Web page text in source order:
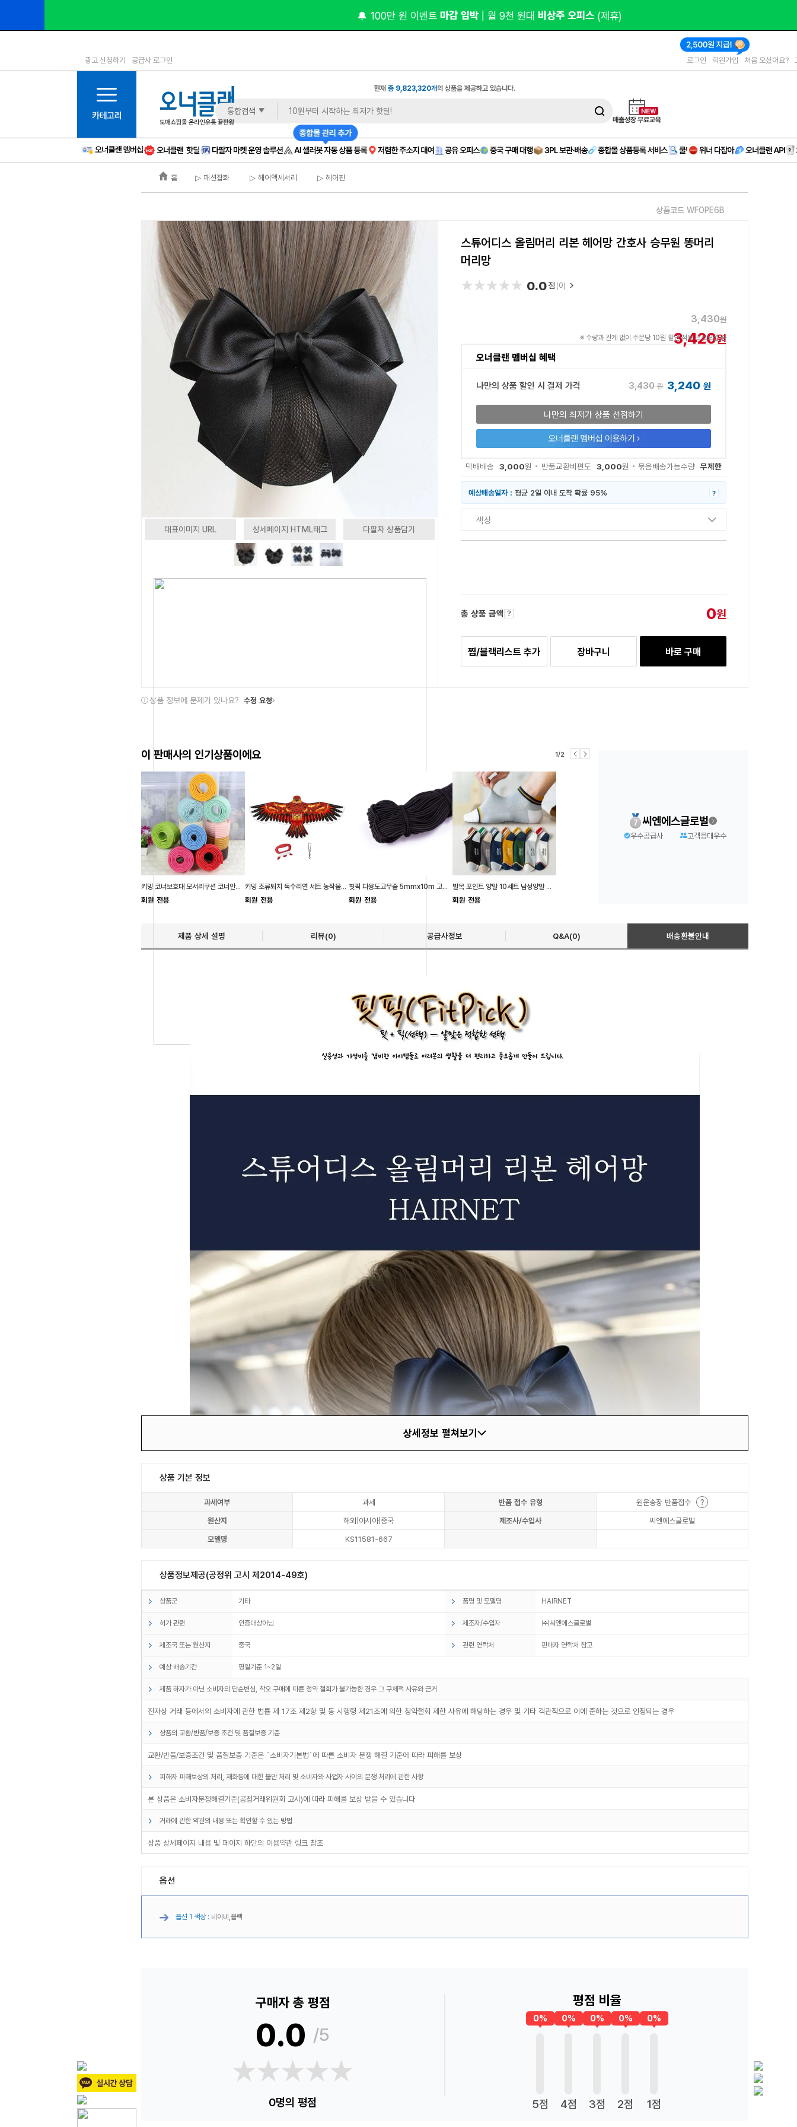
1등급
6등급
11등급
12등급
15등급
16등급
🔔 100만 원 이벤트 마감 임박 | 월 9천 원대 비상주 오피스 (제휴)
광고 신청하기 공급사 로그인 로그인 회원가입 처음 오셨어요?
현재총 9,823,320개의 상품을 제공하고 있습니다.
통합검색
홈 ▷ 패션잡화 ▷ 헤어액세서리 ▷ 헤어핀
상품코드 WFOPE6B
대표이미지 URL 상세페이지 HTML태그 다팔자 상품담기
스튜어디스 올림머리 리본 헤어망 간호사 승무원 똥머리
머리망
★★★★★
★★★★★ 0.0점 (0)
3,430원
3,420원
※ 수량과 관계 없이 주문당 10원 할인 적용 프로모션 중
오너클랜 멤버십 혜택
나만의 상품 할인 시 결제 가격 3,430원 3,240 원
나만의 최저가 상품 선점하기
택배배송 3,000원 반품교환비편도 3,000원 묶음배송가능수량 무제한
예상배송일자 : 평균 2일 이내 도착 확률 95% ?
색상
총 상품 금액 0원
찜/블랙리스트 추가 장바구니 바로 구매
상품 정보에 문제가 있나요? 수정 요청
이 판매사의 인기상품이에요 1/2
키밍 코너보호대 모서리쿠션 코너안전가드
회원 전용
키밍 조류퇴치 독수리연 세트 농작물보호 새쫓기
회원 전용
핏픽 다용도고무줄 5mmx10m 고무밴드 부자재 탄력 고무끈
회원 전용
발목 포인트 양말 10세트 남성양말 단목양말 사계절양말
회원 전용
씨엔에스글로벌
우수공급사 고객응대우수
제품 상세 설명 리뷰(0) 공급사정보 Q&A(0) 배송환불안내
상세정보 펼쳐보기
상품 기본 정보
과세여부 과세 반품 접수 유형
원운송장 반품접수
원산지
해외|아시아|중국 제조사/수입사
씨엔에스글로벌
모델명
KS11581-667
상품정보제공(공정위 고시 제2014-49호)
상품군 기타 품명 및 모델명 HAIRNET
허가 관련 인증대상아님 제조자/수입자 ㈜씨엔에스글로벌
제조국 또는 원산지 중국 관련 연락처 판매자 연락처 참고
예상 배송기간 평일기준 1~2일
제품 하자가 아닌 소비자의 단순변심, 착오 구매에 따른 청약 철회가 불가능한 경우 그 구체적 사유와 근거
전자상 거래 등에서의 소비자에 관한 법률 제 17조 제2항 및 동 시행령 제21조에 의한 청약철회 제한 사유에 해당하는 경우 및 기타 객관적으로 이에 준하는 것으로 인정되는 경우
상품의 교환/반품/보증 조건 및 품질보증 기준
교환/반품/보증조건 및 품질보증 기준은 `소비자기본법`에 따른 소비자 분쟁 해결 기준에 따라 피해를 보상
피해자 피해보상의 처리, 재화등에 대한 불만 처리 및 소비자와 사업자 사이의 분쟁 처리에 관한 사항
본 상품은 소비자분쟁해결기준(공정거래위원회 고시)에 따라 피해를 보상 받을 수 있습니다
거래에 관한 약관의 내용 또는 확인할 수 있는 방법
상품 상세페이지 내용 및 페이지 하단의 이용약관 링크 참조
옵션
옵션 1 색상 : 네이비,블랙
구매자 총 평점
0.0 /5
★★★★★
★★★★★
0명의 평점
평점 비율
0%
5점
0%
4점
0%
3점
0%
2점
0%
1점